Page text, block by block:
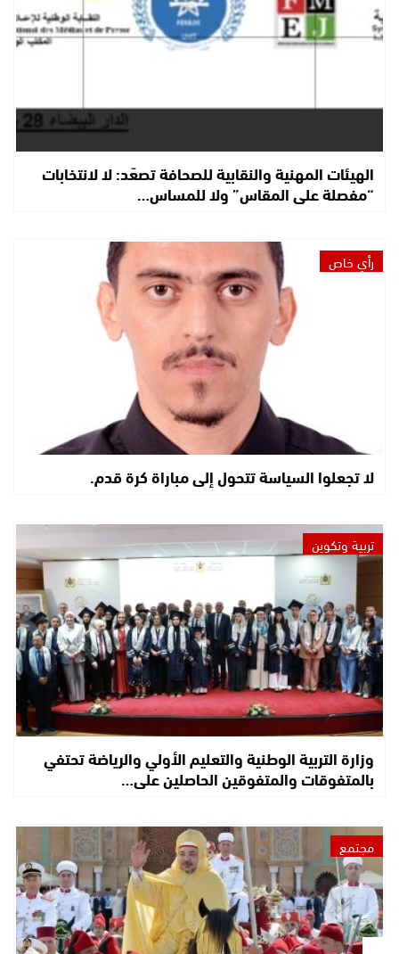
الهيئات المهنية والنقابية للصحافة تصعّد: لا لانتخابات
“مفصلة على المقاس” ولا للمساس…
رأي خاص
لا تجعلوا السياسة تتحول إلى مباراة كرة قدم.
تربية وتكوين
وزارة التربية الوطنية والتعليم الأولي والرياضة تحتفي
بالمتفوقات والمتفوقين الحاصلين على…
مجتمع